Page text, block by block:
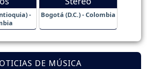
-
Bogotá (D.C.) - Colombia
DE MÚSICA